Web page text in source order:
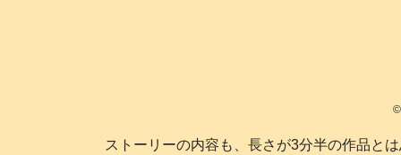
ストーリーの内容も、長さが3分半の作品と